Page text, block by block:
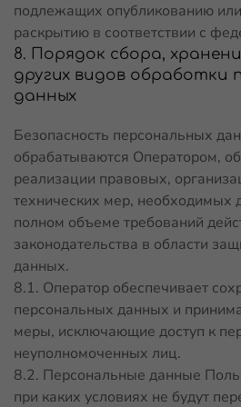
подлежащих опубликованию
раскрытию в соответствии с
8. Порядок сбора,
других видов обработки
данных
Безопасность персональных
обрабатываются Оператором,
реализации правовых,
технических мер, необходимых
полном объеме требований
законодательства в области
данных.
8.1. Оператор обеспечивает
персональных данных и
меры, исключающие доступ к
неуполномоченных лиц.
8.2. Персональные данные
при каких условиях не будут